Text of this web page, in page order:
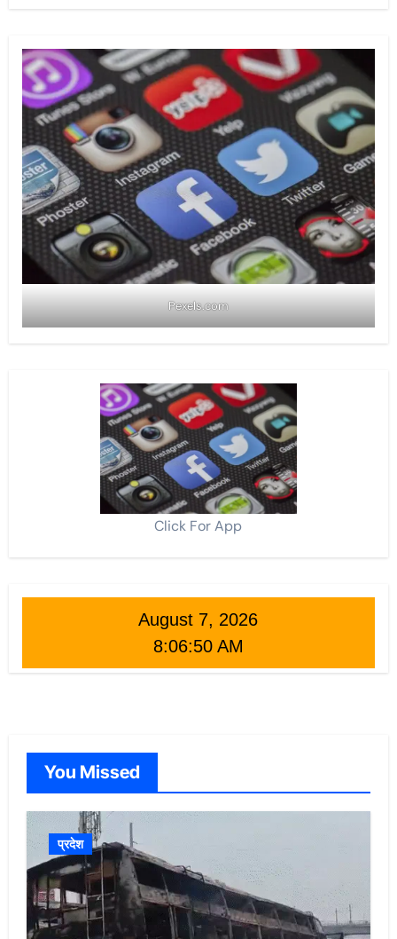
Pexels.com
Click For App
August 7, 2026
8:06:52 AM
You Missed
प्रदेश